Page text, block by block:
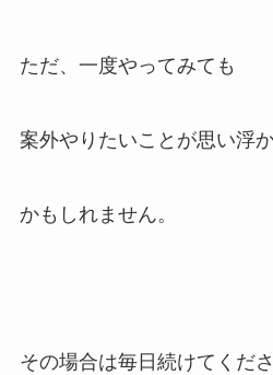
ただ、一度やってみても
案外やりたいことが思い浮
かもしれません。
その場合は毎日続けてくださ